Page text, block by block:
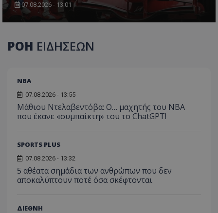
07.08.2026 - 13:01
ΡΟΗ ΕΙΔΗΣΕΩΝ
NBA
07.08.2026 - 13:55
Μάθιου Ντελαβεντόβα: Ο… μαχητής του NBA
που έκανε «συμπαίκτη» του το ChatGPT!
SPORTS PLUS
07.08.2026 - 13:32
5 αθέατα σημάδια των ανθρώπων που δεν
αποκαλύπτουν ποτέ όσα σκέφτονται
ΔΙΕΘΝΗ